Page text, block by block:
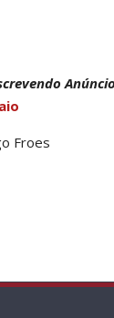
Froes